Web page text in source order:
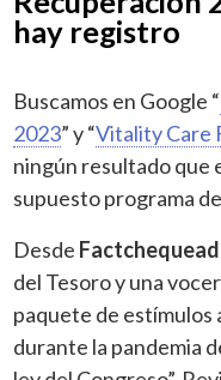
hay registro
Buscamos en Google “
2023” y “Vitality Care
ningún resultado que
supuesto programa
Desde
del Tesoro y una
paquete de estímulos
durante la pandemia